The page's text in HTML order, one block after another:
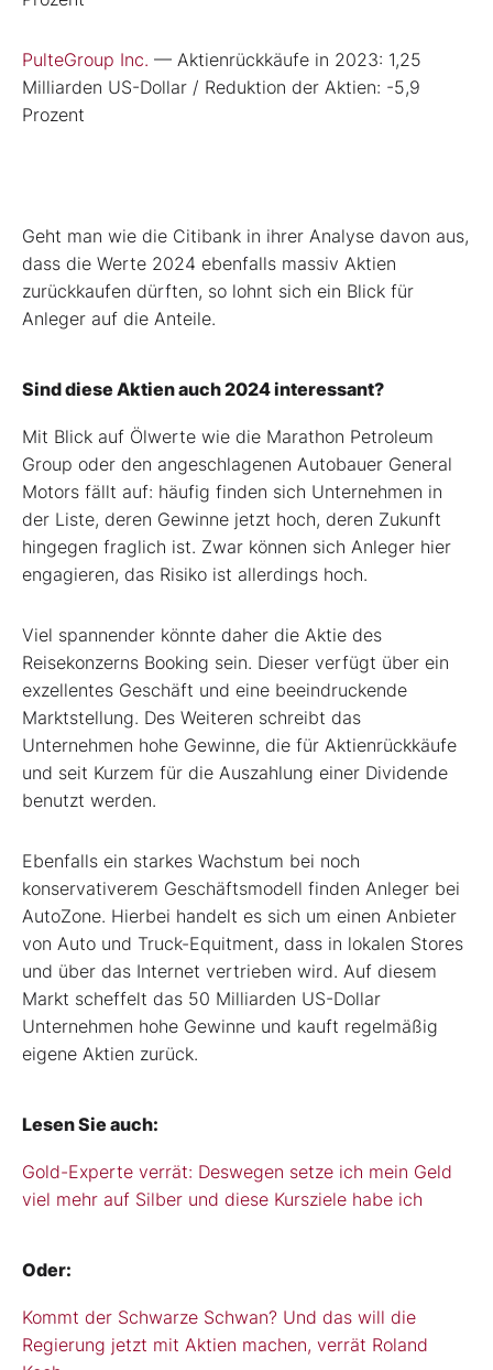
PulteGroup Inc. — Aktienrückkäufe in 2023: 1,25
Milliarden US-Dollar / Reduktion der Aktien: -5,9
Prozent
Geht man wie die Citibank in ihrer Analyse davon aus,
dass die Werte 2024 ebenfalls massiv Aktien
zurückkaufen dürften, so lohnt sich ein Blick für
Anleger auf die Anteile.
Sind diese Aktien auch 2024 interessant?
Mit Blick auf Ölwerte wie die Marathon Petroleum
Group oder den angeschlagenen Autobauer General
Motors fällt auf: häufig finden sich Unternehmen in
der Liste, deren Gewinne jetzt hoch, deren Zukunft
hingegen fraglich ist. Zwar können sich Anleger hier
engagieren, das Risiko ist allerdings hoch.
Viel spannender könnte daher die Aktie des
Reisekonzerns Booking sein. Dieser verfügt über ein
exzellentes Geschäft und eine beeindruckende
Marktstellung. Des Weiteren schreibt das
Unternehmen hohe Gewinne, die für Aktienrückkäufe
und seit Kurzem für die Auszahlung einer Dividende
benutzt werden.
Ebenfalls ein starkes Wachstum bei noch
konservativerem Geschäftsmodell finden Anleger bei
AutoZone. Hierbei handelt es sich um einen Anbieter
von Auto und Truck-Equitment, dass in lokalen Stores
und über das Internet vertrieben wird. Auf diesem
Markt scheffelt das 50 Milliarden US-Dollar
Unternehmen hohe Gewinne und kauft regelmäßig
eigene Aktien zurück.
Lesen Sie auch:
Gold-Experte verrät: Deswegen setze ich mein Geld
viel mehr auf Silber und diese Kursziele habe ich
Oder:
Kommt der Schwarze Schwan? Und das will die
Regierung jetzt mit Aktien machen, verrät Roland